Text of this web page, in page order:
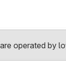
operated by